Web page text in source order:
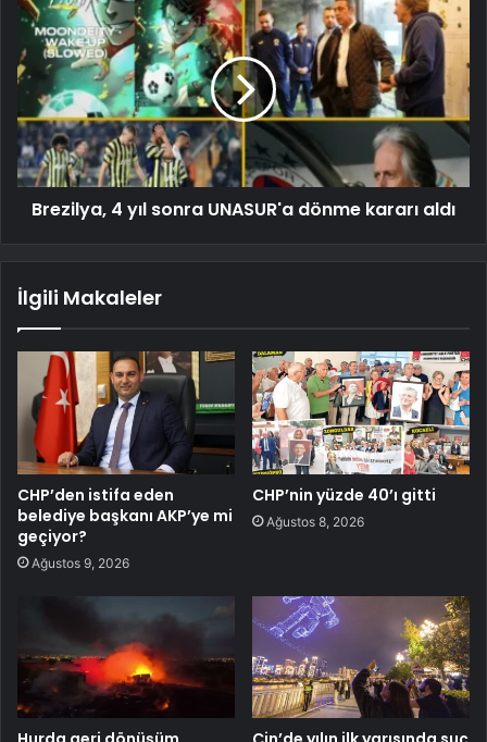
Brezilya, 4 yıl sonra UNASUR'a dönme kararı aldı
İlgili Makaleler
CHP’den istifa eden
belediye başkanı AKP’ye mi
geçiyor?
Ağustos 9, 2026
CHP’nin yüzde 40’ı gitti
Ağustos 8, 2026